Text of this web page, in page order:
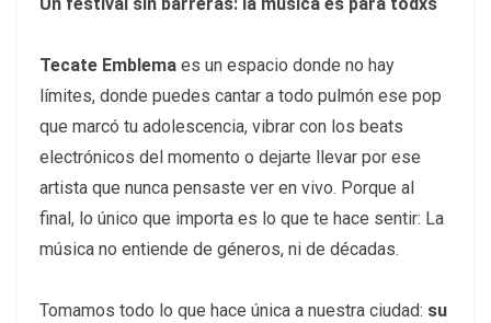
Tecate Emblema es un espacio donde no hay
límites, donde puedes cantar a todo pulmón ese pop
que marcó tu adolescencia, vibrar con los beats
electrónicos del momento o dejarte llevar por ese
artista que nunca pensaste ver en vivo. Porque al
final, lo único que importa es lo que te hace sentir: La
música no entiende de géneros, ni de décadas.
Tomamos todo lo que hace única a nuestra ciudad: su